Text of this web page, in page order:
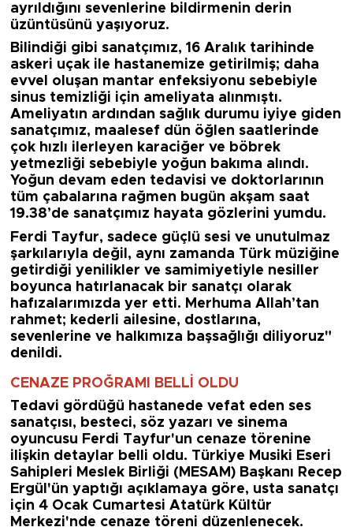
ayrıldığını sevenlerine bildirmenin derin
üzüntüsünü yaşıyoruz.
Bilindiği gibi sanatçımız, 16 Aralık tarihinde
askeri uçak ile hastanemize getirilmiş; daha
evvel oluşan mantar enfeksiyonu sebebiyle
sinus temizliği için ameliyata alınmıştı.
Ameliyatın ardından sağlık durumu iyiye giden
sanatçımız, maalesef dün öğlen saatlerinde
çok hızlı ilerleyen karaciğer ve böbrek
yetmezliği sebebiyle yoğun bakıma alındı.
Yoğun devam eden tedavisi ve doktorlarının
tüm çabalarına rağmen bugün akşam saat
19.38’de sanatçımız hayata gözlerini yumdu.
Ferdi Tayfur, sadece güçlü sesi ve unutulmaz
şarkılarıyla değil, aynı zamanda Türk müziğine
getirdiği yenilikler ve samimiyetiyle nesiller
boyunca hatırlanacak bir sanatçı olarak
hafızalarımızda yer etti. Merhuma Allah’tan
rahmet; kederli ailesine, dostlarına,
sevenlerine ve halkımıza başsağlığı diliyoruz"
denildi.
CENAZE PROĞRAMI BELLİ OLDU
Tedavi gördüğü hastanede vefat eden ses
sanatçısı, besteci, söz yazarı ve sinema
oyuncusu Ferdi Tayfur'un cenaze törenine
ilişkin detaylar belli oldu. Türkiye Musiki Eseri
Sahipleri Meslek Birliği (MESAM) Başkanı Recep
Ergül'ün yaptığı açıklamaya göre, usta sanatçı
için 4 Ocak Cumartesi Atatürk Kültür
Merkezi'nde cenaze töreni düzenlenecek.